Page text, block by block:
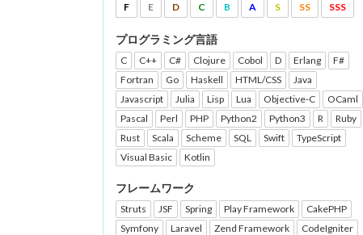
F
E D C B A S SS SSS
プログラミング言語
C C++ C# Clojure Cobol D Erlang
F#
Fortran
Go Haskell HTML/CSS
Java
Javascript
Julia Lisp Lua Objective-C
OCaml
Pascal
Perl PHP Python2 Python3 R
Ruby
Rust
Scala Scheme SQL Swift
TypeScript
Visual Basic
Kotlin
フレームワーク
Struts JSF Spring Play Framework
CakePHP
Symfony
Laravel Zend Framework
CodeIgniter